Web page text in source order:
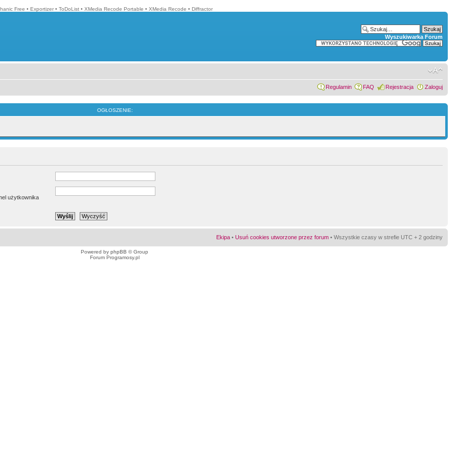
Free • Exportizer • ToDoList • XMedia Recode Portable • XMedia Recode • Diffractor
Wyszukiwarka Forum
Regulamin FAQ Rejestracja Zaloguj
OGŁOSZENIE:
użytkownika
Ekipa • Usuń cookies utworzone przez forum • Wszystkie czasy w strefie UTC + 2 godziny
Powered by phpBB © Group
Forum Programosy.pl